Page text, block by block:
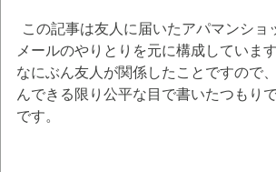
この記事は友人に届いたアパマンシ
メールのやりとりを元に構成していま
なにぶん友人が関係したことですので
んできる限り公平な目で書いたつもり
です。